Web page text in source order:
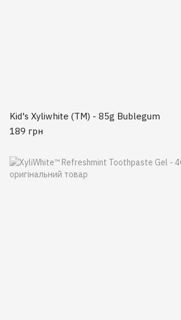
Kid's Xyliwhite (TM) - 85g Bublegum
189 грн